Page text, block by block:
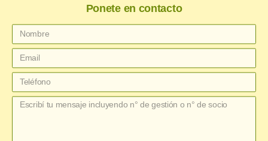
Ponete en contacto